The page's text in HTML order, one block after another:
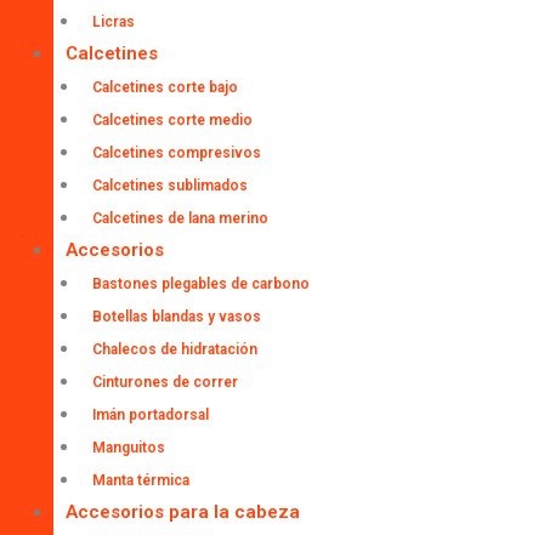
Licras
Calcetines
Calcetines corte bajo
Calcetines corte medio
Calcetines compresivos
Calcetines sublimados
Calcetines de lana merino
Accesorios
Bastones plegables de carbono
Botellas blandas y vasos
Chalecos de hidratación
Cinturones de correr
Imán portadorsal
Manguitos
Manta térmica
Accesorios para la cabeza